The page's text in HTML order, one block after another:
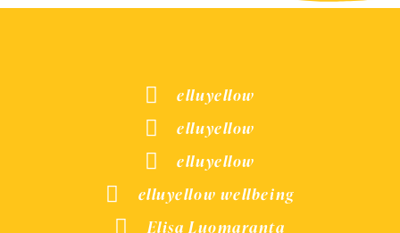
elluyellow
elluyellow
elluyellow
elluyellow wellbeing
Elisa Luomaranta